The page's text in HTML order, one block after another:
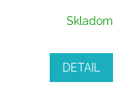
Skladom
DETAIL